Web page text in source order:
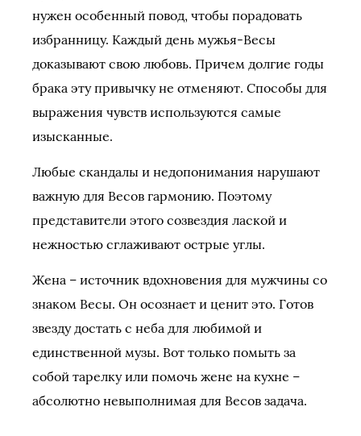
нужен особенный повод, чтобы порадовать
избранницу. Каждый день мужья-Весы
доказывают свою любовь. Причем долгие годы
брака эту привычку не отменяют. Способы для
выражения чувств используются самые
изысканные.
Любые скандалы и недопонимания нарушают
важную для Весов гармонию. Поэтому
представители этого созвездия лаской и
нежностью сглаживают острые углы.
Жена – источник вдохновения для мужчины со
знаком Весы. Он осознает и ценит это. Готов
звезду достать с неба для любимой и
единственной музы. Вот только помыть за
собой тарелку или помочь жене на кухне –
абсолютно невыполнимая для Весов задача.